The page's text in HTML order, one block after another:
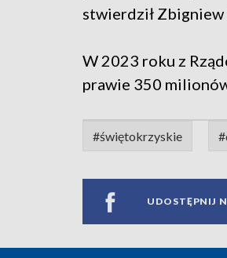
stwierdził
W 2023 roku z
prawie 350
#świętokrzyskie
UDOSTĘPNIJ